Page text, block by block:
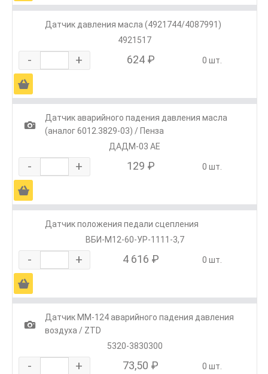
Датчик давления масла (4921744/4087991)
4921517
- + 624 ₽ 0 шт.
Ä
1
Датчик аварийного падения давления масла
(аналог 6012.3829-03) / Пенза
ДАДМ-03 АЕ
- + 129 ₽ 0 шт.
Ä
Датчик положения педали сцепления
ВБИ-М12-60-УР-1111-3,7
- + 4 616 ₽ 0 шт.
Ä
1
Датчик ММ-124 аварийного падения давления
воздуха / ZTD
5320-3830300
- + 73,50 ₽ 0 шт.